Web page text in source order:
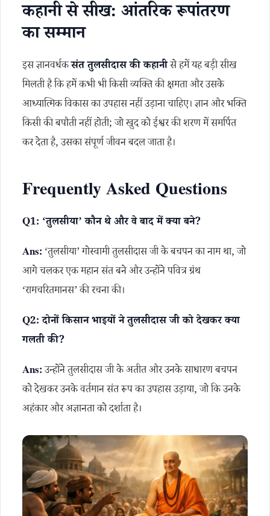
कहानी से सीख: आंतरिक रूपांतरण
का सम्मान
इस ज्ञानवर्धकसंत तुलसीदास की कहानीसे हमें यह बड़ी सीख
मिलती है कि हमें कभी भी किसी व्यक्ति की क्षमता और उसके
आध्यात्मिक विकास का उपहास नहीं उड़ाना चाहिए। ज्ञान और भक्ति
किसी की बपौती नहीं होती; जो खुद को ईश्वर की शरण में समर्पित
कर देता है, उसका संपूर्ण जीवन बदल जाता है।
Frequently Asked Questions
Q1: ‘तुलसीया’ कौन थे और वे बाद में क्या बने?
Ans: ‘तुलसीया’ गोस्वामी तुलसीदास जी के बचपन का नाम था, जो
आगे चलकर एक महान संत बने और उन्होंने पवित्र ग्रंथ
‘रामचरितमानस’ की रचना की।
Q2: दोनों किसान भाइयों ने तुलसीदास जी को देखकर क्या
गलती की?
Ans:उन्होंने तुलसीदास जी के अतीत और उनके साधारण बचपन
को देखकर उनके वर्तमान संत रूप का उपहास उड़ाया, जो कि उनके
अहंकार और अज्ञानता को दर्शाता है।